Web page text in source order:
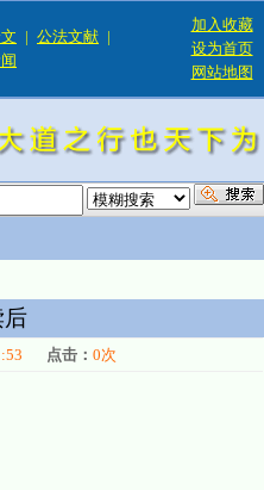
| 公法文献 |
加入收藏
设为首页
网站地图
点击： 0次